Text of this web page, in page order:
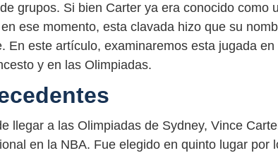
grupos. Si bien Carter ya era conocido como
ese momento, esta clavada hizo que su
En este artículo, examinaremos esta jugada
y en las Olimpiadas.
llegar a las Olimpiadas de Sydney, Vince
en la NBA. Fue elegido en quinto lugar por